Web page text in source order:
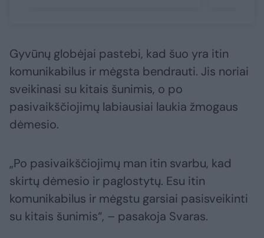
Gyvūnų globėjai pastebi, kad šuo yra itin
komunikabilus ir mėgsta bendrauti. Jis noriai
sveikinasi su kitais šunimis, o po
pasivaikščiojimų labiausiai laukia žmogaus
dėmesio.
„Po pasivaikščiojimų man itin svarbu, kad
skirtų dėmesio ir paglostytų. Esu itin
komunikabilus ir mėgstu garsiai pasisveikinti
su kitais šunimis“, – pasakoja Svaras.